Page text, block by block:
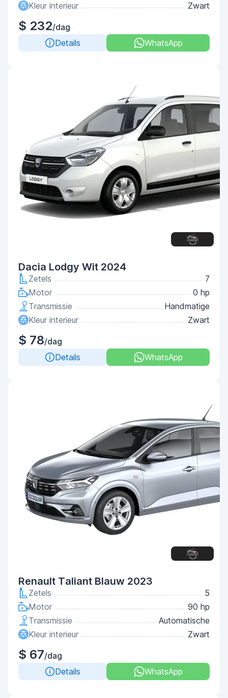
Kleur interieur
Zwart
$ 232/dag
Details
WhatsApp
Dacia Lodgy Wit 2024
Zetels
7
Motor
0 hp
Transmissie
Handmatige
Kleur interieur
Zwart
$ 78/dag
Details
WhatsApp
Renault Taliant Blauw 2023
Zetels
5
Motor
90 hp
Transmissie
Automatische
Kleur interieur
Zwart
$ 67/dag
Details
WhatsApp